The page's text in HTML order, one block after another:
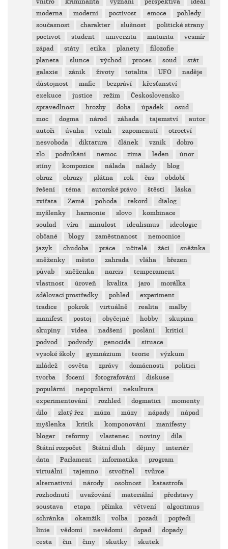
moderna
moderní poctivost emoce
pohledy
současnost
charakter slušnost
politické strany
poctivot
student univerzita maturita
vesmír
západ
státy etika planety
filozofie
planeta
slunce východ proces soud
stát
galaxie
zánik životy totalita UFO
naděje
důstojnost
mafie bezpráví
křesťanství
exekuce
justice režim
Československo
spravedlnost
hrozby doba úpadek
osud
moc
dogma národ záhada tajemství
autor
autoři
úvaha vztah zapomenutí
otroctví
nesvoboda
diktatura článek vznik
dobro
zlo
podnikání nemoc zima leden
únor
stíny
kompozice nálada nálady
blog
obraz
obrazy plátna rok čas
období
řešení
téma autorské právo štěstí
láska
zvířata
Země pohoda rekord
dialog
myšlenky
harmonie slovo
kombinace
soulad
víra minulost idealismus
ideologie
občané
blogy zaměstnanost
nemocnice
jazyk
chudoba práce učitelé žáci
sněžnka
sněženky
město zahrada vláha
březen
půvab
sněženka narcis
temperament
vlastnost
úroveň kvalita jaro
morálka
sdělovací prostředky
pohled
experiment
tradice
pokrok virtuálně realita
malby
manifest
postoj obyčejné hobby
skupina
skupiny
videa nadšení poslání
kritici
podvod
podvody genocida
situace
vysoké školy
gymnázium teorie
výzkum
mládež
osvěta zprávy domácnosti
politici
tvorba
focení fotografování
diskuse
populární
nepopulární
nekultura
experimentování
rozhled dogmatici
momenty
dílo
zlatý řez múza múzy nápady
nápad
myšlenka
kritik komponování
manifesty
bloger
reformy vlastenec noviny
díla
Státní rozpočet
Státní dluh dějiny
interiér
data
Parlament informatika
program
virtuální
tajemno stvořitel
tvůrce
alternativní
národy osobnost
katastrofa
rozhodnutí
uvažování materiální
představy
soustava
etapa přímka větvení
algoritmus
schránka
okamžik volba pozadí
popředí
linie
vědomí nevědomí dopad
dopady
cesta
čin činy skutky
skutek